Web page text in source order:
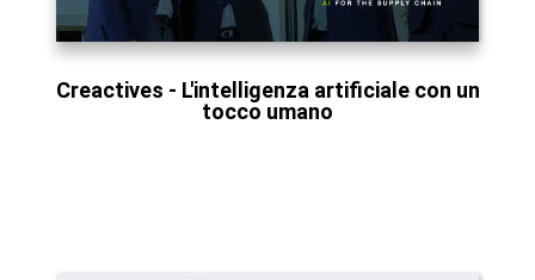
Creactives - L'intelligenza artificiale con un
tocco umano